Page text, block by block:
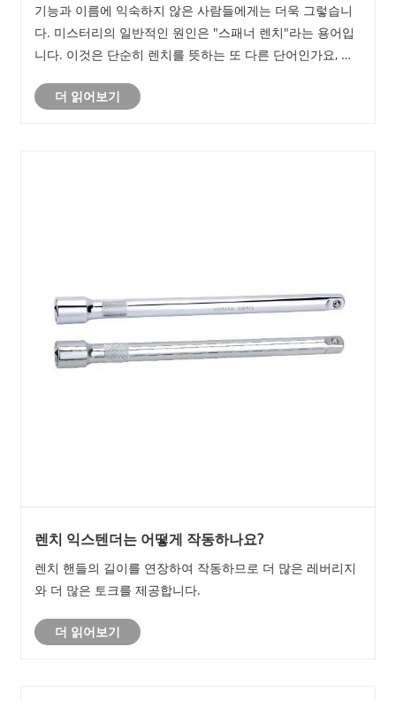
기능과 이름에 익숙하지 않은 사람들에게는 더욱 그렇습니
다. 미스터리의 일반적인 원인은 "스패너 렌치"라는 용어입
니다. 이것은 단순히 렌치를 뜻하는 또 다른 단어인가요, 아
렌치의 세계를 탐구하고 그 특성을 밝히고 이러한 특수 도구
더 읽어보기
렌치 익스텐더는 어떻게 작동하나요?
렌치 핸들의 길이를 연장하여 작동하므로 더 많은 레버리지
와 더 많은 토크를 제공합니다.
더 읽어보기